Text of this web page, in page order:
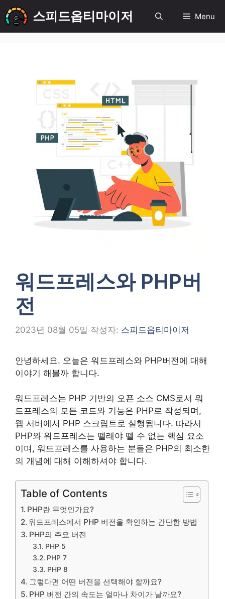
텐
츠
스피드옵티마이저 Menu
워드프레스와 PHP버
전
2023년 08월 05일 작성자: 스피드옵티마이저
안녕하세요. 오늘은 워드프레스와 PHP버전에 대해
이야기 해볼까 합니다.
워드프레스는 PHP 기반의 오픈 소스 CMS로서 워
드프레스의 모든 코드와 기능은 PHP로 작성되며,
웹 서버에서 PHP 스크립트로 실행됩니다. 따라서
PHP와 워드프레스는 뗄래야 뗄 수 없는 핵심 요소
이며, 워드프레스를 사용하는 분들은 PHP의 최소한
의 개념에 대해 이해하셔야 합니다.
Table of Contents
PHP란 무엇인가요?
워드프레스에서 PHP 버전을 확인하는 간단한 방법
PHP의 주요 버전
PHP 5
PHP 7
PHP 8
그렇다면 어떤 버전을 선택해야 할까요?
PHP 버전 간의 속도는 얼마나 차이가 날까요?